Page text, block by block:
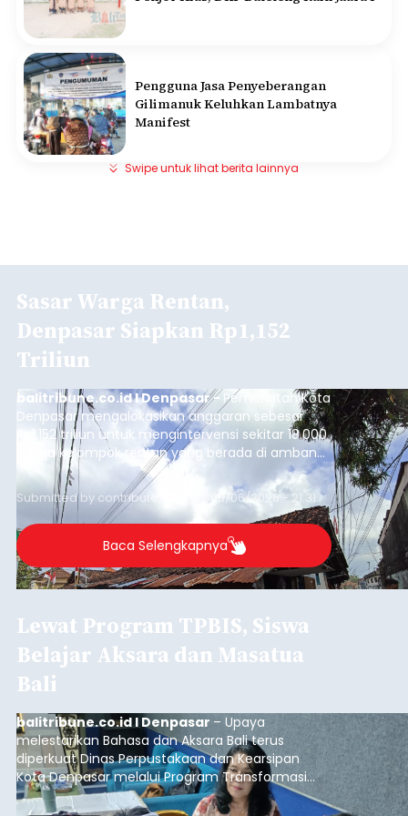
Pengguna Jasa Penyeberangan
Gilimanuk Keluhkan Lambatnya
Manifest
Swipe untuk lihat berita lainnya
Sasar Warga Rentan,
Denpasar Siapkan Rp1,152
Triliun
balitribune.co.id I Denpasar - Pemerintah Kota
Denpasar mengalokasikan anggaran sebesar
Rp1,152 triliun untuk mengintervensi sekitar 18.000
warga kelompok rentan yang berada di ambang
garis kemiskinan. Langkah strategis ini diambil
guna menjaga masyarakat yang berada pada
kelompok desil 5 dan 6 tersebut agar tidak
merosot ke kategori miskin.
Submitted by contributor Thu, 08/06/2026 - 21:31
Baca Selengkapnya
Lewat Program TPBIS, Siswa
Belajar Aksara dan Masatua
Bali
balitribune.co.id I Denpasar – Upaya
melestarikan Bahasa dan Aksara Bali terus
diperkuat Dinas Perpustakaan dan Kearsipan
Kota Denpasar melalui Program Transformasi
Perpustakaan Berbasis Inklusi Sosial (TPBIS).